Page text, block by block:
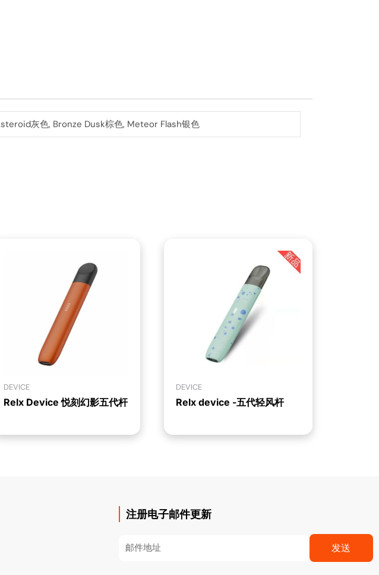
灰色, Bronze Dusk棕色, Meteor Flash银色
DEVICE
Relx Device 悦刻幻影五代杆
DEVICE
Relx device -五代轻风杆
注册电子邮件更新
Email
发送